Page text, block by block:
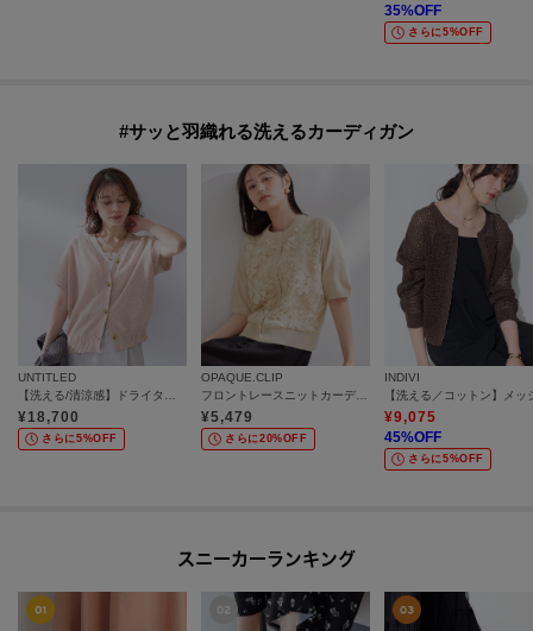
35%OFF
さらに5%OFF
#サッと羽織れる洗えるカーディガン
UNTITLED
【洗える/清涼感】ドライタッチスリーブレスカーディガン
¥18,700
さらに5%OFF
OPAQUE.CLIP
フロントレースニットカーディガン【洗える】
¥5,479
さらに20%OFF
INDIVI
¥9,075
45%OFF
さらに5%OFF
スニーカーランキング